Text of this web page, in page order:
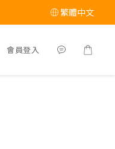
繁體中文
會員登入